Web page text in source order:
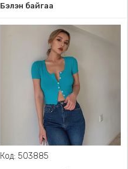
Бэлэн байгаа
Код: 503885